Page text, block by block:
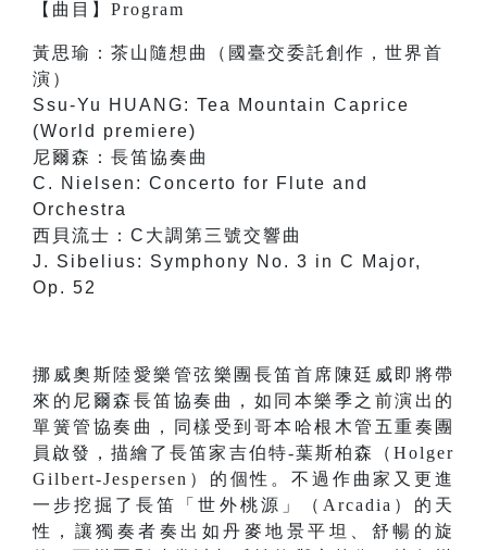
【 曲目 】 Program
黃思瑜：茶山隨想曲（國臺交委託創作，世界首
演）
Ssu-Yu HUANG: Tea Mountain Caprice
(World premiere)
尼爾森：長笛協奏曲
C. Nielsen: Concerto for Flute and
Orchestra
西貝流士：C大調第三號交響曲
J. Sibelius: Symphony No. 3 in C Major,
Op. 52
挪威奧斯陸愛樂管弦樂團長笛首席陳廷威即將帶
來的尼爾森長笛協奏曲，如同本樂季之前演出的
單簧管協奏曲，同樣受到哥本哈根木管五重奏團
員啟發，描繪了長笛家吉伯特-葉斯柏森（Holger
Gilbert-Jespersen）的個性。不過作曲家又更進
一步挖掘了長笛「世外桃源」（Arcadia）的天
性，讓獨奏者奏出如丹麥地景平坦、舒暢的旋